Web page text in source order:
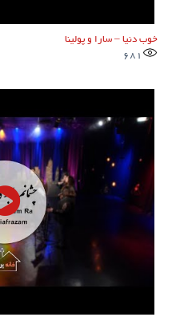
خوب دنیا – سارا و پولینا
681